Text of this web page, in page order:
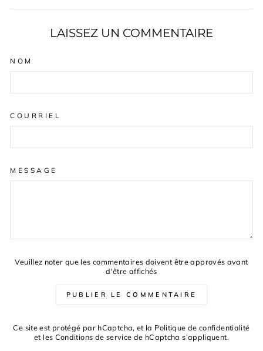
Facebook
Pinterest
LAISSEZ UN COMMENTAIRE
NOM
COURRIEL
MESSAGE
Veuillez noter que les commentaires doivent être approvés avant
d'être affichés
PUBLIER LE COMMENTAIRE
Ce site est protégé par hCaptcha, et la Politique de confidentialité
et les Conditions de service de hCaptcha s’appliquent.